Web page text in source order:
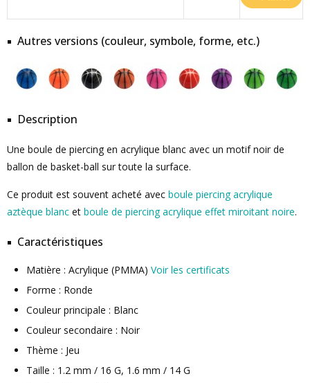
Autres versions (couleur, symbole, forme, etc.)
Description
Une boule de piercing en acrylique blanc avec un motif noir de
ballon de basket-ball sur toute la surface.
Ce produit est souvent acheté avec boule piercing acrylique
aztèque blanc et boule de piercing acrylique effet miroitant noire.
Caractéristiques
Matière : Acrylique (PMMA) Voir les certificats
Forme : Ronde
Couleur principale : Blanc
Couleur secondaire : Noir
Thème : Jeu
Taille : 1.2 mm / 16 G, 1.6 mm / 14 G